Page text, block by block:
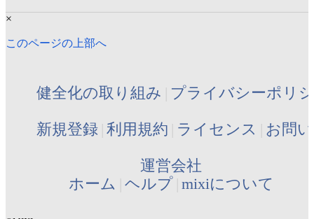
×
このページの上部へ
健全化の取り組み プライバシーポリ
新規登録 利用規約 ライセンス お問
運営会社
ホーム ヘルプ mixiについて